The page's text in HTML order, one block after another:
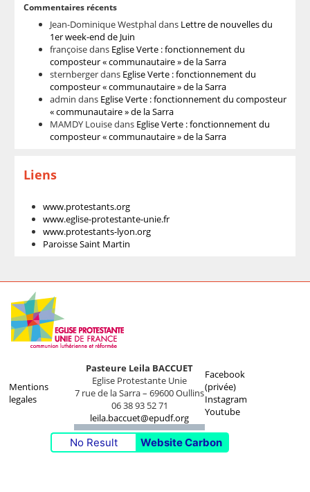
Commentaires récents
Jean-Dominique Westphaldans Lettre de nouvelles du
1er week-end de Juin
françoisedans Eglise Verte : fonctionnement du
composteur « communautaire » de la Sarra
sternbergerdans Eglise Verte : fonctionnement du
composteur « communautaire » de la Sarra
admin dans Eglise Verte : fonctionnement du composteur
« communautaire » de la Sarra
MAMDY Louisedans Eglise Verte : fonctionnement du
composteur « communautaire » de la Sarra
Liens
www.protestants.org
www.eglise-protestante-unie.fr
www.protestants-lyon.org
Paroisse Saint Martin
Mentions
legales
Pasteure Leila BACCUET
Eglise Protestante Unie
7 rue de la Sarra – 69600 Oullins
06 38 93 52 71
leila.baccuet@epudf.org
Facebook
(privée)
Instagram
Youtube
No Result Website Carbon